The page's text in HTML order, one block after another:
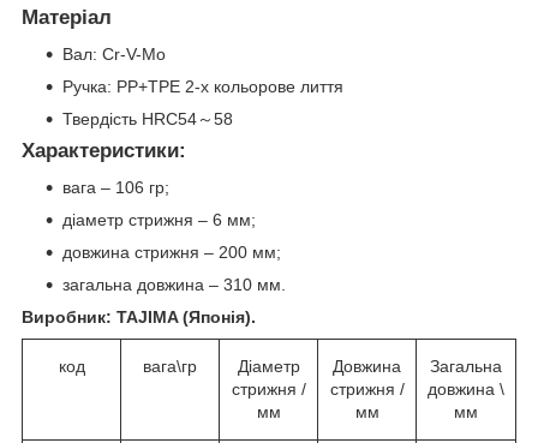
Матеріал
Вал: Cr-V-Mo
Ручка: PP+TPE 2-х кольорове лиття
Твердість HRC54～58
Характеристики:
вага – 106 гр;
діаметр стрижня – 6 мм;
довжина стрижня – 200 мм;
загальна довжина – 310 мм.
Виробник: TAJIMA (Японія).
код вага\гр
Діаметр
стрижня /
мм
Довжина
стрижня /
мм
Загальна
довжина \
мм